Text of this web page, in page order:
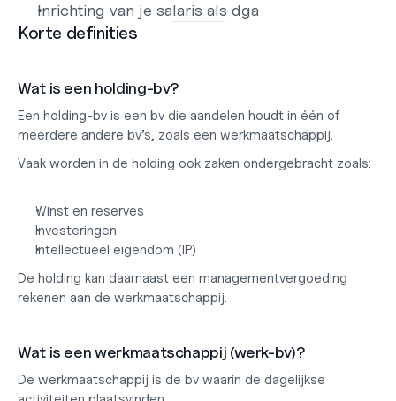
Inrichting van je salaris als dga
Korte definities
Wat is een holding-bv?
Een holding-bv is een bv die aandelen houdt in één of
meerdere andere bv’s, zoals een werkmaatschappij.
Vaak worden in de holding ook zaken ondergebracht zoals:
Winst en reserves
Investeringen
Intellectueel eigendom (IP)
De holding kan daarnaast een managementvergoeding
rekenen aan de werkmaatschappij.
Wat is een werkmaatschappij (werk-bv)?
De werkmaatschappij is de bv waarin de dagelijkse